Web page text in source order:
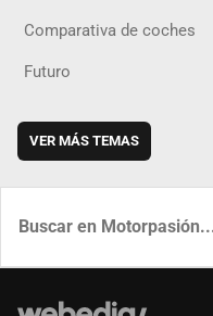
Comparativa de coches
Futuro
VER MÁS TEMAS